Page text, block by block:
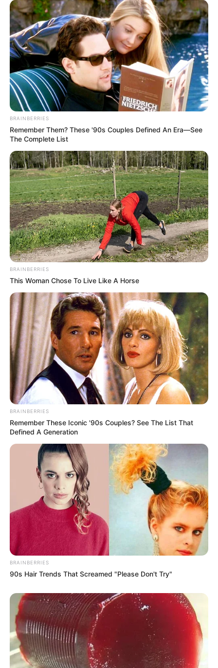
BRAINBERRIES
Remember Them? These '90s Couples Defined An Era—See
The Complete List
BRAINBERRIES
This Woman Chose To Live Like A Horse
BRAINBERRIES
Remember These Iconic '90s Couples? See The List That
Defined A Generation
BRAINBERRIES
90s Hair Trends That Screamed "Please Don't Try"